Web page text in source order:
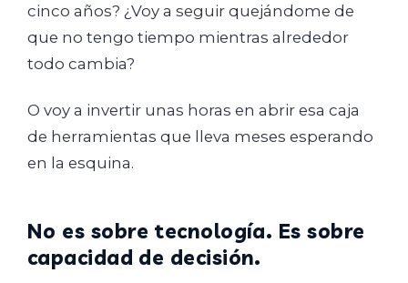
cinco años? ¿Voy a seguir quejándome de
que no tengo tiempo mientras alrededor
todo cambia?
O voy a invertir unas horas en abrir esa caja
de herramientas que lleva meses esperando
en la esquina.
No es sobre tecnología. Es sobre
capacidad de decisión.